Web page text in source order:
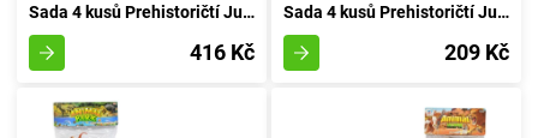
Sada 4 kusů Prehistoričtí Jurská Bestie
416 Kč
Sada 4 kusů Prehistoričtí Jurská Doba
209 Kč